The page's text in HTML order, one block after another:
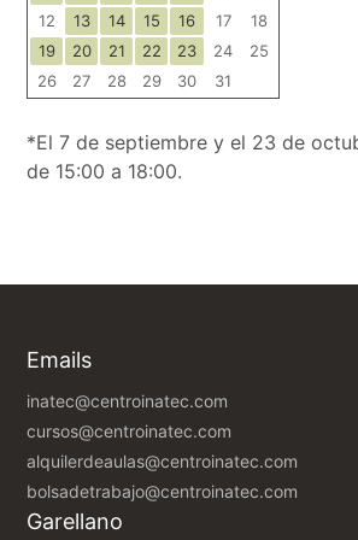
12
13 14 15 16 17
18
19
20 21 22 23 24
25
26
27 28 29 30 31
*El 7 de septiembre y el 23 de
de 15:00 a 18:00.
Emails
inatec@centroinatec.com
cursos@centroinatec.com
alquilerdeaulas@centroinatec.com
bolsadetrabajo@centroinatec.com
Garellano